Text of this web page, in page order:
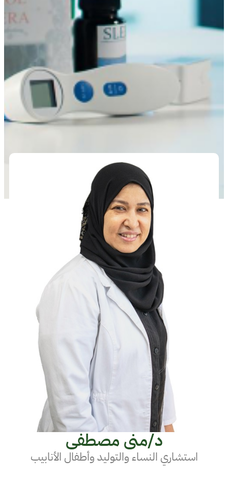
د/منى مصطفى
استشاري النساء والتوليد وأطفال الأنابيب